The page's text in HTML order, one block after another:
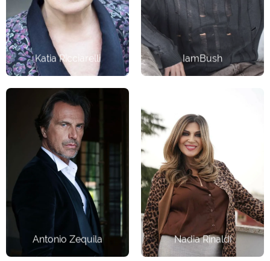
Katia Ricciarelli
Soprano
IamBush
Cantante
Antonio Zequila
Attore
Nadia Rinaldi